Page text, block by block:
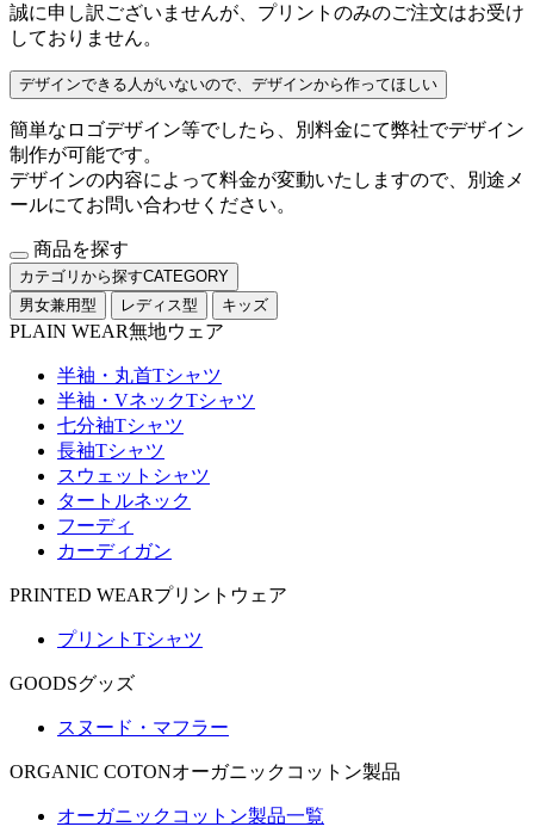
誠に申し訳ございませんが、プリントのみのご注文はお受け
しておりません。
デザインできる人がいないので、デザインから作ってほしい
簡単なロゴデザイン等でしたら、別料金にて弊社でデザイン
制作が可能です。
デザインの内容によって料金が変動いたしますので、別途メ
ールにてお問い合わせください。
商品を探す
カテゴリから探すCATEGORY
男女兼用型
レディス型 キッズ
PLAIN WEAR無地ウェア
半袖・丸首Tシャツ
半袖・VネックTシャツ
七分袖Tシャツ
長袖Tシャツ
スウェットシャツ
タートルネック
フーディ
カーディガン
PRINTED WEARプリントウェア
プリントTシャツ
GOODSグッズ
スヌード・マフラー
ORGANIC COTONオーガニックコットン製品
オーガニックコットン製品一覧